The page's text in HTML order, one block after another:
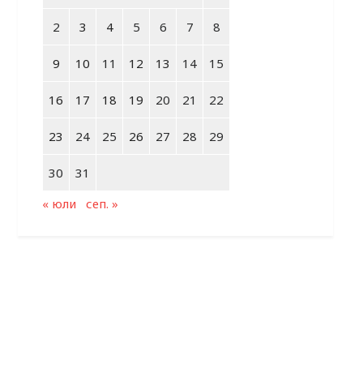
2 3 4 5 6 7 8
9 10 11 12 13 14 15
16 17 18 19 20 21 22
23 24 25 26 27 28 29
30
31
« юли
сеп. »